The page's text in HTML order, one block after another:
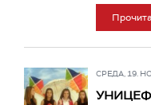
СРЕДА, 19.
УНИЦЕФ